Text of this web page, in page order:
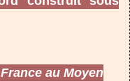
au Moyen